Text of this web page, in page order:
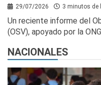
29/07/2026 3 minutos de
Un reciente informe del
(OSV), apoyado por la
NACIONALES